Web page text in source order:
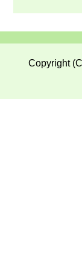
Copyright